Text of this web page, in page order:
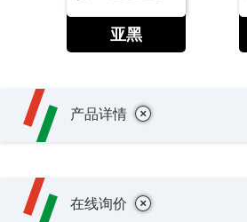
亚黑
产品详情 +
在线询价 +